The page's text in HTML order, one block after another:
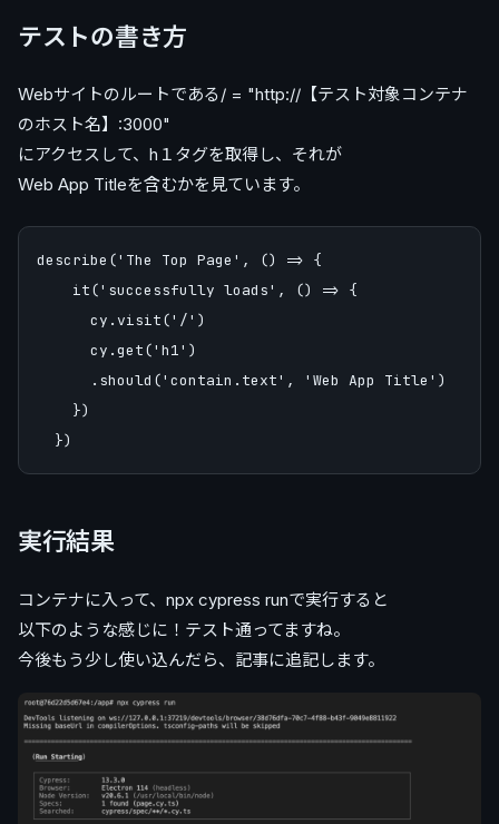
テストの書き方
Webサイトのルートである/ = "http://【テスト対象コンテナ
のホスト名】:3000"
にアクセスして、h１タグを取得し、それが
Web App Titleを含むかを見ています。
describe('The Top Page', () => {
    it('successfully loads', () => {
      cy.visit('/')
      cy.get('h1')
      .should('contain.text', 'Web App Title')
    })
実行結果
コンテナに入って、npx cypress runで実行すると
以下のような感じに！テスト通ってますね。
今後もう少し使い込んだら、記事に追記します。